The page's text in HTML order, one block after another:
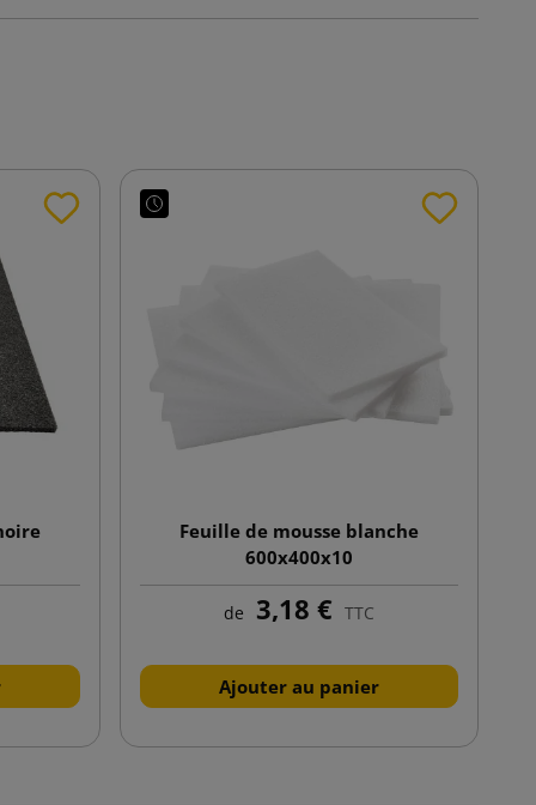
Feuille de mousse blanche
600x400x10
de 3,18 € TTC
Ajouter au panier